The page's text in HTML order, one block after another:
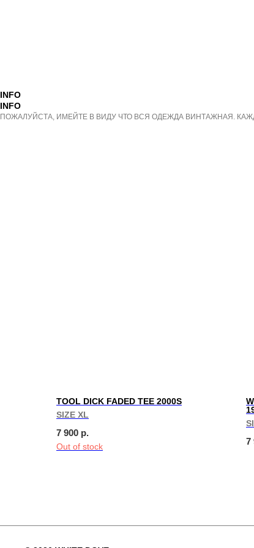
INFO
INFO
ПОЖАЛУЙСТА, ИМЕЙТЕ В ВИДУ ЧТО ВСЯ ОДЕЖДА ВИНТАЖНАЯ.
TOOL DICK FADED TEE 2000S
SIZE XL
7 900 р.
Out of stock 7
We create digital spaces We create digital